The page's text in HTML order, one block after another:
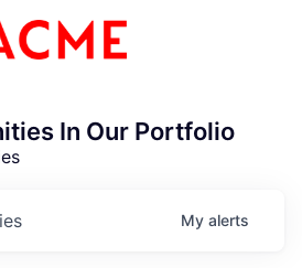
In Our Portfolio
My alerts